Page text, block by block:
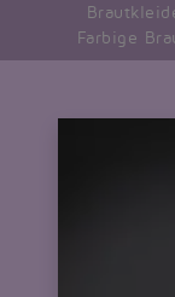
Farbige